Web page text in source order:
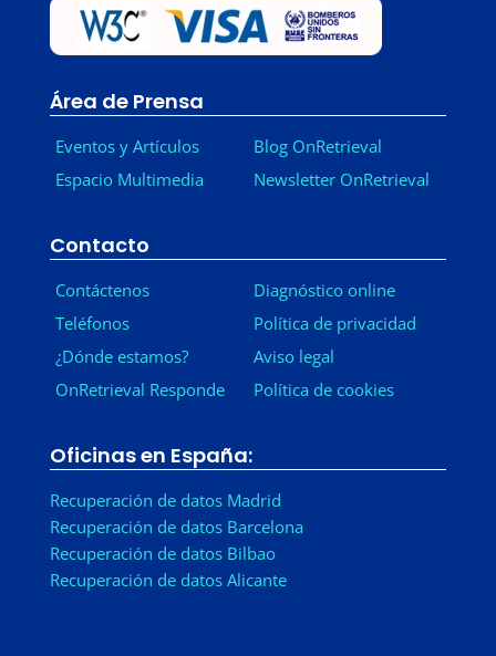
Área de Prensa
Eventos y Artículos
Espacio Multimedia
Blog OnRetrieval
Newsletter OnRetrieval
Contacto
Contáctenos
Teléfonos
¿Dónde estamos?
OnRetrieval Responde
Diagnóstico online
Política de privacidad
Aviso legal
Política de cookies
Oficinas en España:
Recuperación de datos Madrid
Recuperación de datos Barcelona
Recuperación de datos Bilbao
Recuperación de datos Alicante